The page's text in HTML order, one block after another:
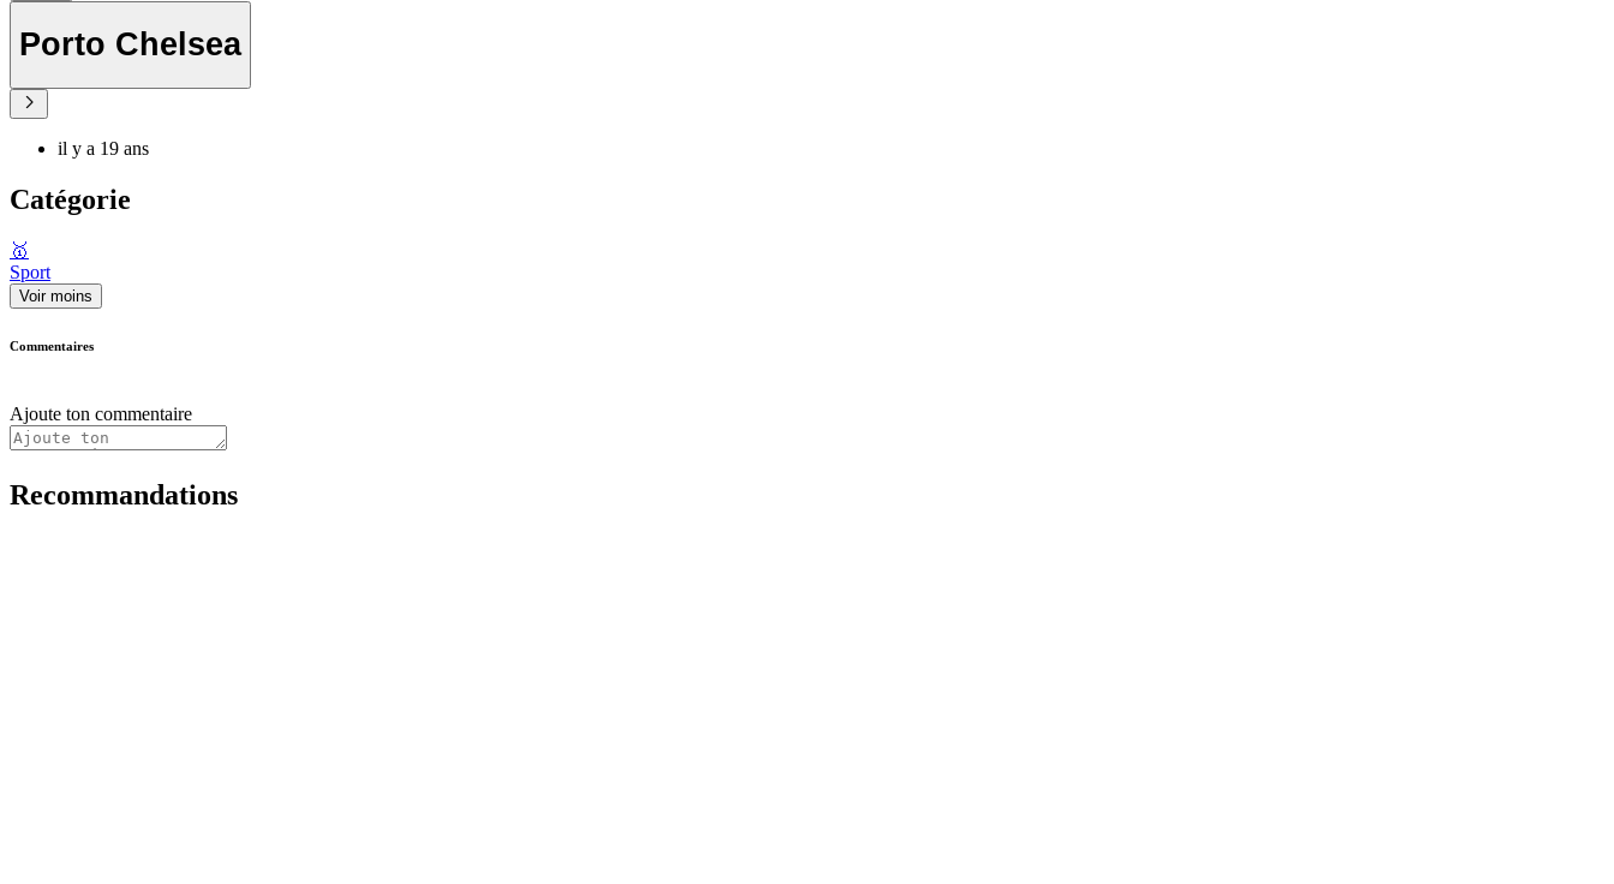
Porto Chelsea
il y a 19 ans
Catégorie
🥇
Sport
Voir moins
Commentaires
Ajoute ton commentaire
Recommandations